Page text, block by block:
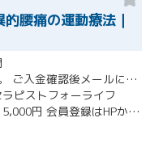
腰痛の運動療法｜
ご入金確認後メールにてURLをお知らせいたします。
ピストフォーライフ
メルマガ会員：5,000円 会員登録はHPから無料で行えます。会員限定特典あり！